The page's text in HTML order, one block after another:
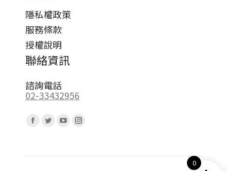
隱私權政策
服務條款
授權說明
聯絡資訊
諮詢電話
02-33432956
Facebook
opens
Twitter
opens
YouTube
opens
Instagram
opens
0